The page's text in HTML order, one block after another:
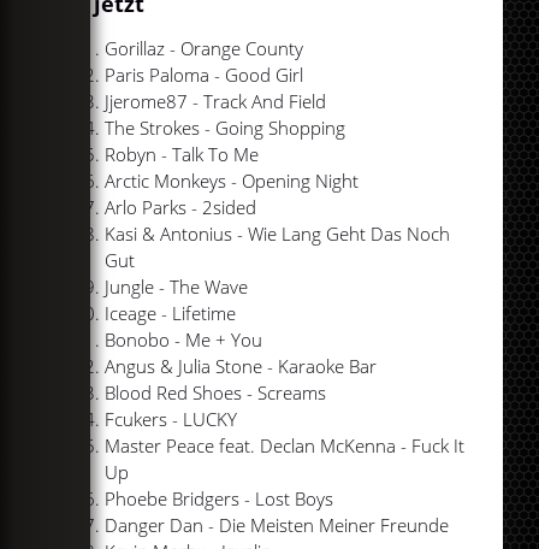
Gorillaz - Orange County
Paris Paloma - Good Girl
Jjerome87 - Track And Field
The Strokes - Going Shopping
Robyn - Talk To Me
Arctic Monkeys - Opening Night
Arlo Parks - 2sided
Kasi & Antonius - Wie Lang Geht Das Noch
Gut
Jungle - The Wave
Iceage - Lifetime
Bonobo - Me + You
Angus & Julia Stone - Karaoke Bar
Blood Red Shoes - Screams
Fcukers - LUCKY
Master Peace feat. Declan McKenna - Fuck It
Up
Phoebe Bridgers - Lost Boys
Danger Dan - Die Meisten Meiner Freunde